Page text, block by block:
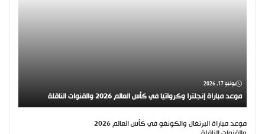
يونيو 17, 2026
موعد مباراة إنجلترا وكرواتيا في كأس العالم 2026 والقنوات الناقلة
موعد مباراة البرتغال والكونغو في كأس العالم 2026